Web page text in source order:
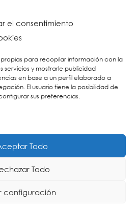
el consentimiento
propias para recopilar información con la
servicios y mostrarle publicidad
en base a un perfil elaborado a
El usuario tiene la posibilidad de
sus preferencias.
Todo
Todo
configuración
Oharra-Postontzi Etikoa
La Consulta Creativa